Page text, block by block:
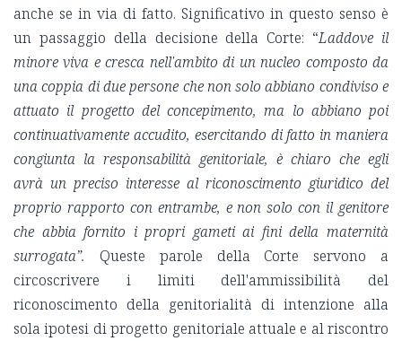
anche se in via di fatto. Significativo in questo senso è
un passaggio della decisione della Corte: “Laddove il
minore viva e cresca nell'ambito di un nucleo composto da
una coppia di due persone che non solo abbiano condiviso e
attuato il progetto del concepimento, ma lo abbiano poi
continuativamente accudito, esercitando di fatto in maniera
congiunta la responsabilità genitoriale, è chiaro che egli
avrà un preciso interesse al riconoscimento giuridico del
proprio rapporto con entrambe, e non solo con il genitore
che abbia fornito i propri gameti ai fini della maternità
surrogata”. Queste parole della Corte servono a
circoscrivere i limiti dell'ammissibilità del
riconoscimento della genitorialità di intenzione alla
sola ipotesi di progetto genitoriale attuale e al riscontro